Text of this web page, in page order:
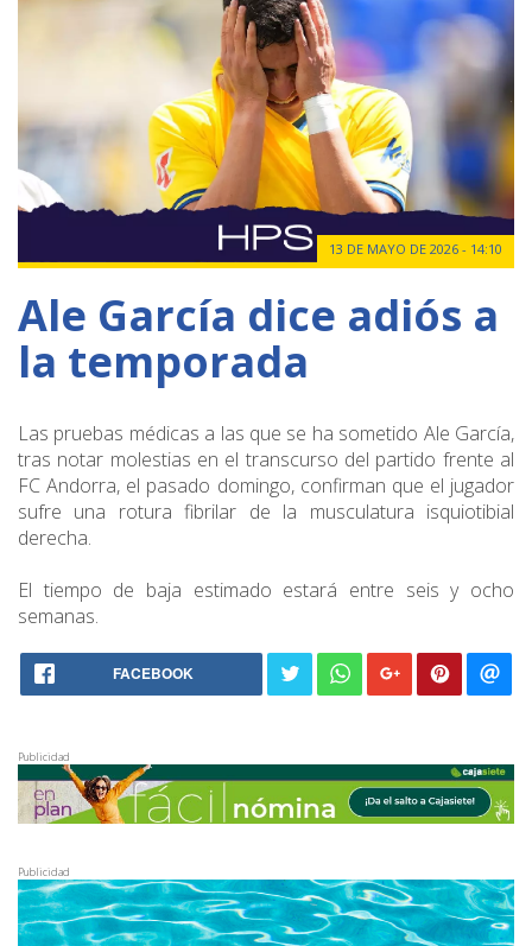
13 DE MAYO DE 2026 - 14:10
Ale García dice adiós a
la temporada
Las pruebas médicas a las que se ha sometido Ale García,
tras notar molestias en el transcurso del partido frente al
FC Andorra, el pasado domingo, confirman que el jugador
sufre una rotura fibrilar de la musculatura isquiotibial
derecha.
El tiempo de baja estimado estará entre seis y ocho
semanas.
FACEBOOK
Publicidad
Publicidad